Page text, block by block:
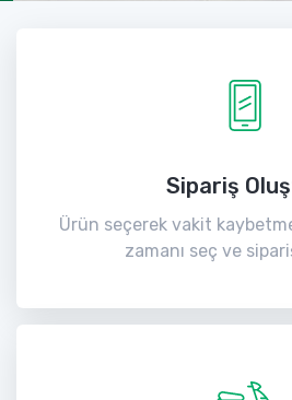
Sipariş
Ürün seçerek vakit
zamanı seç ve